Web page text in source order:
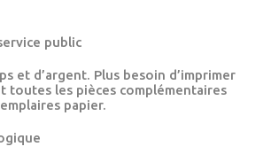
public
et d’argent. Plus besoin d’imprimer
toutes les pièces complémentaires
papier.